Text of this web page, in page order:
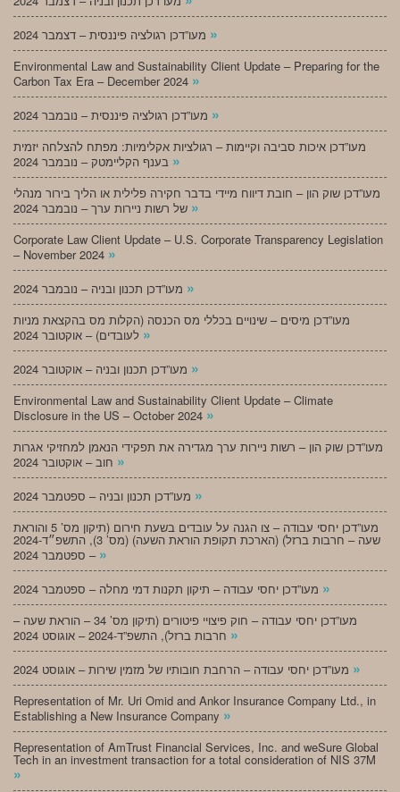
»
Environmental Law and Sustainability Client Update – Preparing for the
Carbon Tax Era – December 2024 »
»
מעו”דכן איכות סביבה וקיימות – רגולציות אקלימיות: מפתח להצלחה יזמית
»
מעו”דכן שוק הון – חובת דיווח מיידי בדבר חקירה פלילית או הליך בירור מנהלי
»
Corporate Law Client Update – U.S. Corporate Transparency Legislation
– November 2024 »
»
מעו”דכן מיסים – שינויים בכללי מס הכנסה (הקלות מס בהקצאת מניות
»
»
Environmental Law and Sustainability Client Update – Climate
Disclosure in the US – October 2024 »
מעו”דכן שוק הון – רשות ניירות ערך מגדירה את תפקידי הנאמן למחזיקי אגרות
»
»
מעו”דכן יחסי עבודה – צו הגנה על עובדים בשעת חירום (תיקון מס’ 5 והוראת
שעה – חרבות ברזל) (הארכת תקופת הוראת השעה) (מס’ 3), התשפ״ד-2024
– ספטמבר 2024 »
»
מעו”דכן יחסי עבודה – חוק פיצויי פיטורים (תיקון מס’ 34 – הוראת שעה –
»
»
Representation of Mr. Uri Omid and Ankor Insurance Company Ltd., in
Establishing a New Insurance Company »
Representation of AmTrust Financial Services, Inc. and weSure Global
Tech in an investment transaction for a total consideration of NIS 37M
»